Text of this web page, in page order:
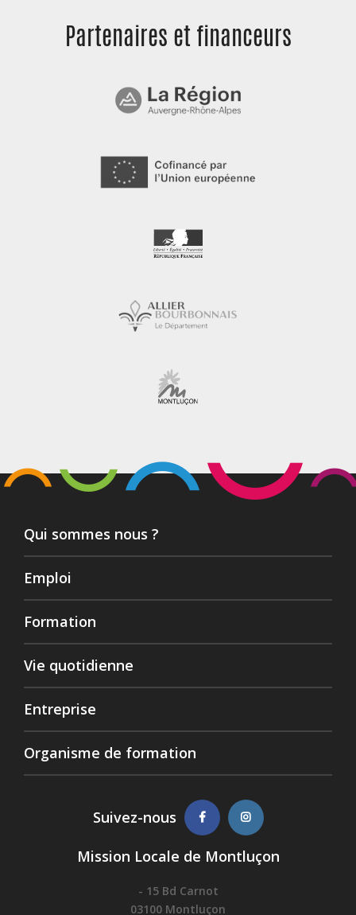
Partenaires et financeurs
Qui sommes nous ?
Emploi
Formation
Vie quotidienne
Entreprise
Organisme de formation
Suivez-nous
Mission Locale de Montluçon
- 15 Bd Carnot
03100 Montluçon